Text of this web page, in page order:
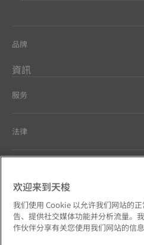
品牌
資訊
服务
法律
Our commitments
欢迎来到天梭
我们使用 Cookie 以允许我们网站的
告、提供社交媒体功能并分析流量。
作伙伴分享有关您使用我们网站的信息